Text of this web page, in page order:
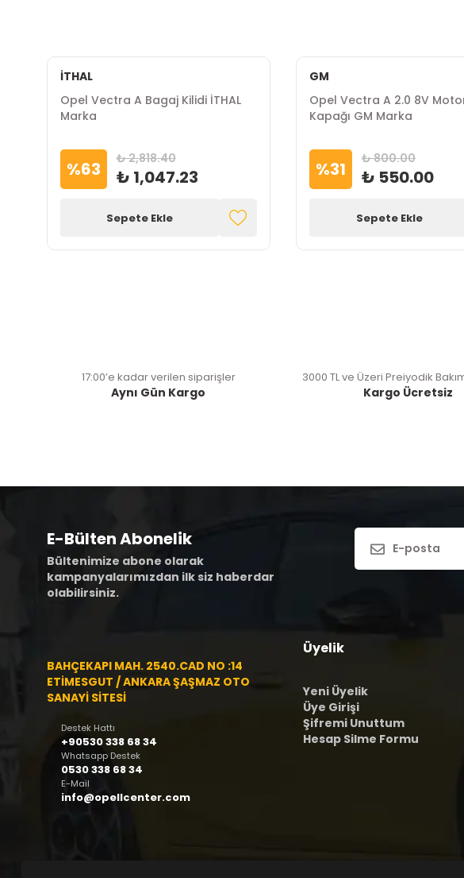
İTHAL
Opel Vectra A Bagaj Kilidi İTHAL
Marka
%63 ₺ 2,818.40
₺ 1,047.23
Sepete Ekle
GM
Opel Vectra A 2.0 8V
Kapağı GM Marka
%31 ₺ 800.00
₺ 550.00
Sepete Ekle
17:00’e kadar verilen siparişler
Aynı Gün Kargo
3000 TL ve Üzeri Preiyodik
Kargo Ücretsiz
E-Bülten Abonelik
Bültenimize abone olarak
kampanyalarımızdan ilk siz haberdar
olabilirsiniz.
BAHÇEKAPI MAH. 2540.CAD NO :14
ETİMESGUT / ANKARA ŞAŞMAZ OTO
SANAYİ SİTESİ
Destek Hattı
+90530 338 68 34
Whatsapp Destek
0530 338 68 34
E-Mail
info@opellcenter.com
Üyelik
Yeni Üyelik
Üye Girişi
Şifremi Unuttum
Hesap Silme Formu